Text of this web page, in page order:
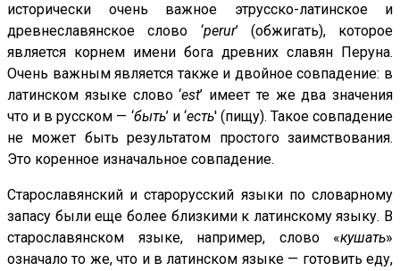
исторически очень важное этрусско-латинское и
древнеславянское слово ‘perur’ (обжигать), которое
является корнем имени бога древних славян Перуна.
Очень важным является также и двойное совпадение: в
латинском языке слово ‘est’ имеет те же два значения
что и в русском — ‘быть’ и ‘есть' (пищу). Такое совпадение
не может быть результатом простого заимствования.
Это коренное изначальное совпадение.
Старославянский и старорусский языки по словарному
запасу были еще более близкими к латинскому языку. В
старославянском языке, например, слово «кушать»
означало то же, что и в латинском языке — готовить еду,